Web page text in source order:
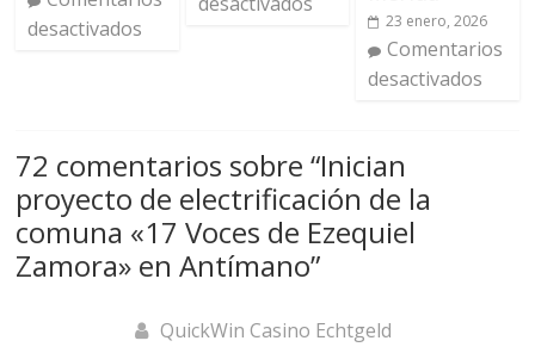
desactivados
23 enero, 2026
Comentarios
desactivados
72 comentarios sobre “Inician
proyecto de electrificación de la
comuna «17 Voces de Ezequiel
Zamora» en Antímano”
QuickWin Casino Echtgeld